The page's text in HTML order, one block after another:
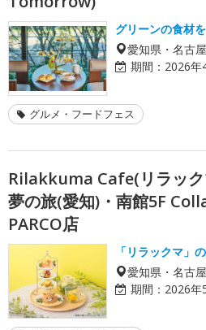
グリーンの食材
愛知県・名古
期間： 2026年
グルメ・フードフェス
Rilakkuma Cafe(リラック
夢の旅(愛知)・南館5F
PARCO店
「リラックマ」
愛知県・名古
期間： 2026年